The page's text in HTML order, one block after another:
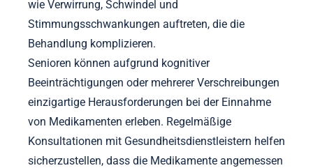
wie Verwirrung, Schwindel und
Stimmungsschwankungen auftreten, die die
Behandlung komplizieren.
Senioren können aufgrund kognitiver
Beeinträchtigungen oder mehrerer Verschreibungen
einzigartige Herausforderungen bei der Einnahme
von Medikamenten erleben. Regelmäßige
Konsultationen mit Gesundheitsdienstleistern helfen
sicherzustellen, dass die Medikamente angemessen